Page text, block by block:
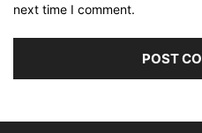
next time I comment.